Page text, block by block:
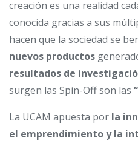
creación es una realidad
conocida gracias a sus
hacen que la sociedad se
nuevos productos
resultados de
surgen las Spin-Off son las
La UCAM apuesta por la
el emprendimiento y la